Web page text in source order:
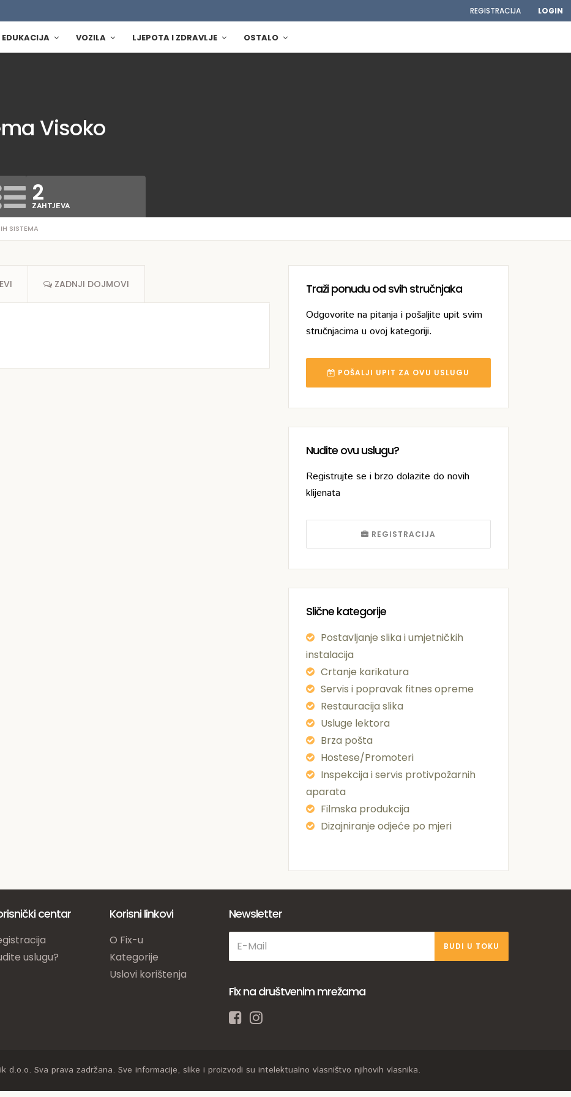
REGISTRACIJA LOGIN
EDUKACIJA VOZILA LJEPOTA I ZDRAVLJE OSTALO
SISTEMA
Visoko
2
ZAHTJEVA
Traži ponudu od svih stručnjaka
Odgovorite na pitanja i pošaljite upit svim
stručnjacima u ovoj kategoriji.
POŠALJI UPIT ZA OVU USLUGU
Nudite ovu uslugu?
Registrujte se i brzo dolazite do novih
klijenata
REGISTRACIJA
Slične kategorije
Postavljanje slika i umjetničkih
instalacija
Crtanje karikatura
Servis i popravak fitnes opreme
Restauracija slika
Usluge lektora
Brza pošta
Hostese/Promoteri
Inspekcija i servis protivpožarnih
aparata
Filmska produkcija
Dizajniranje odjeće po mjeri
ZADNJI DOJMOVI
centar
uslugu?
Korisni linkovi
O Fix-u
Kategorije
Uslovi korištenja
Newsletter
BUDI U TOKU
Fix na društvenim mrežama
d.o.o. Sva prava zadržana. Sve informacije, slike i proizvodi su intelektualno vlasništvo njihovih vlasnika.